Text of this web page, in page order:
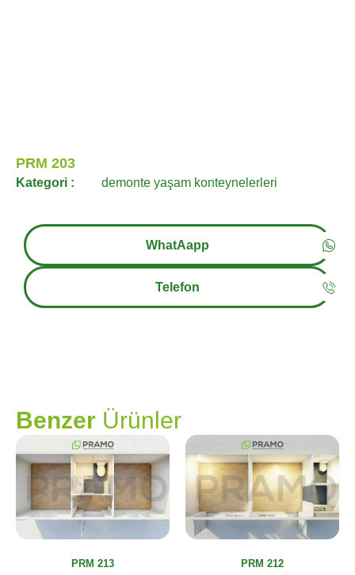
PRM 203
Kategori : demonte yaşam konteynelerleri
WhatAapp
Telefon
PRAMO
Benzer Ürünler
PRM 213 PRM 212